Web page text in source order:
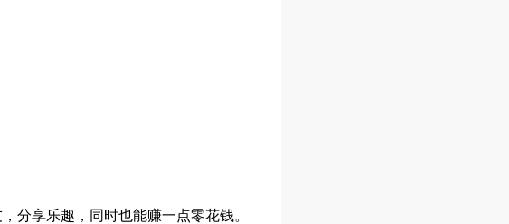
分享乐趣，同时也能赚一点零花钱。